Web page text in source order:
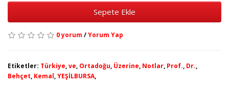
Sepete Ekle
0 yorum /Yorum Yap
Etiketler: Türkiye,ve, Ortadoğu, Üzerine, Notlar, Prof., Dr.,
Behçet, Kemal,YEŞİLBURSA,